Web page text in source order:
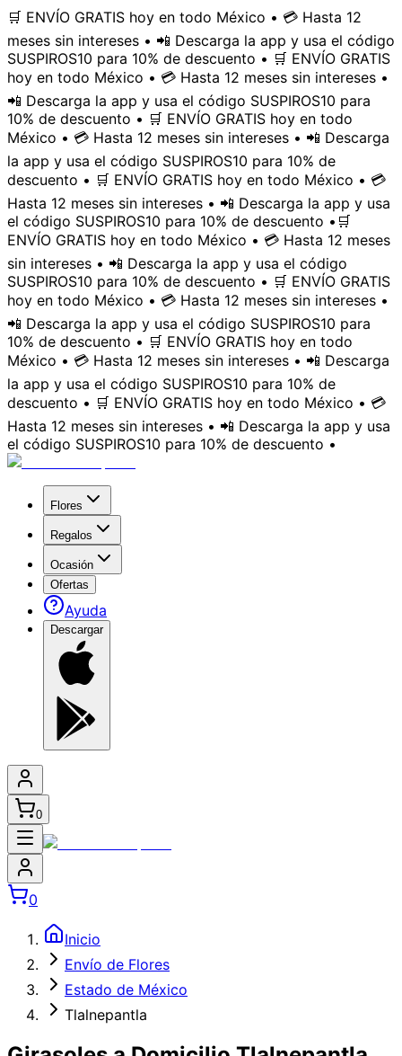
🛒 ENVÍO GRATIS hoy en todo México • 💳 Hasta 12
meses sin intereses • 📲 Descarga la app y usa el código
SUSPIROS10 para 10% de descuento • 🛒 ENVÍO GRATIS
hoy en todo México • 💳 Hasta 12 meses sin intereses •
📲 Descarga la app y usa el código SUSPIROS10 para
10% de descuento • 🛒 ENVÍO GRATIS hoy en todo
México • 💳 Hasta 12 meses sin intereses • 📲 Descarga
la app y usa el código SUSPIROS10 para 10% de
descuento • 🛒 ENVÍO GRATIS hoy en todo México • 💳
Hasta 12 meses sin intereses • 📲 Descarga la app y usa
el código SUSPIROS10 para 10% de descuento • 🛒
ENVÍO GRATIS hoy en todo México • 💳 Hasta 12 meses
sin intereses • 📲 Descarga la app y usa el código
SUSPIROS10 para 10% de descuento • 🛒 ENVÍO GRATIS
hoy en todo México • 💳 Hasta 12 meses sin intereses •
📲 Descarga la app y usa el código SUSPIROS10 para
10% de descuento • 🛒 ENVÍO GRATIS hoy en todo
México • 💳 Hasta 12 meses sin intereses • 📲 Descarga
la app y usa el código SUSPIROS10 para 10% de
descuento • 🛒 ENVÍO GRATIS hoy en todo México • 💳
Hasta 12 meses sin intereses • 📲 Descarga la app y usa
el código SUSPIROS10 para 10% de descuento •
Flores
Regalos
Ocasión
Ofertas
Ayuda
Descargar
0
0
Inicio
Envío de Flores
Estado de México
Tlalnepantla